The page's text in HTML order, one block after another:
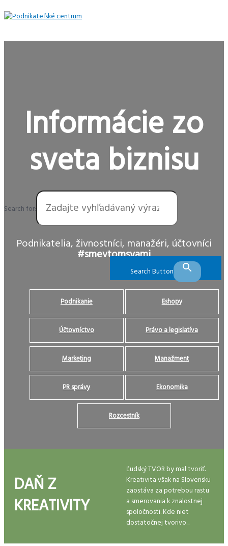
Preskočiť
na
Menu
Informácie zo
sveta biznisu
Search for:
Search Button
Podnikatelia, živnostníci, manažéri, účtovníci
#smevtomsvami
Podnikanie Eshopy
Účtovníctvo Právo a legislatíva
Marketing Manažment
PR správy Ekonomika
Rozcestník
DAŇ Z
KREATIVITY
Ľudský TVOR by mal tvoriť.
Kreativita však na Slovensku
zaostáva za potrebou rastu
a smerovania k znalostnej
spoločnosti. Kde niet
dostatočnej tvorivo...